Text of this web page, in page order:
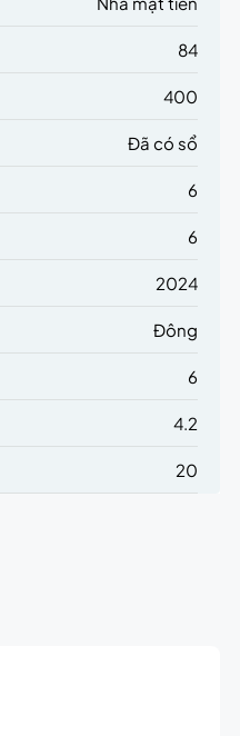
84
400
Đã có sổ
6
6
2024
Đông
6
4.2
20